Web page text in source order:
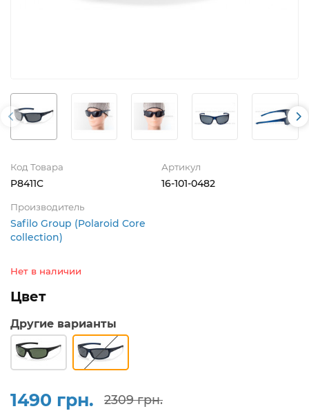
Код Товара
P8411C
Артикул
16-101-0482
Производитель
Safilo Group (Polaroid Core
collection)
Нет в наличии
Цвет
Другие варианты
1490 грн. 2309 грн.